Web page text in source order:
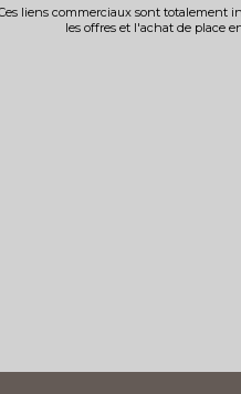
liens commerciaux sont totalement
les offres et l'achat de place